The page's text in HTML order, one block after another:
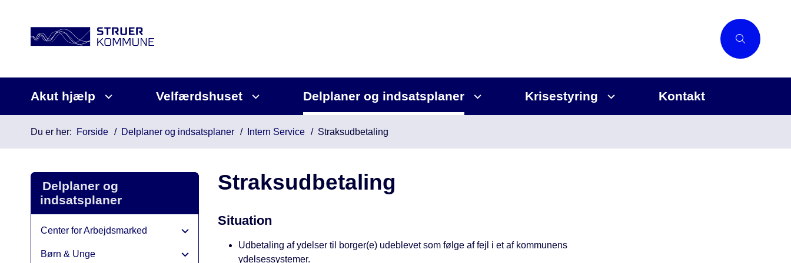
Akut hjælp Velfærdshuset Delplaner og indsatsplaner Krisestyring Kontakt
Du er her: Forside Delplaner og indsatsplaner Intern Service Straksudbetaling
Delplaner og
indsatsplaner
Center for Arbejdsmarked
Børn & Unge
Straksudbetaling
Situation
Udbetaling af ydelser til borger(e) udeblevet som følge af fejl i et af kommunens
ydelsessystemer.